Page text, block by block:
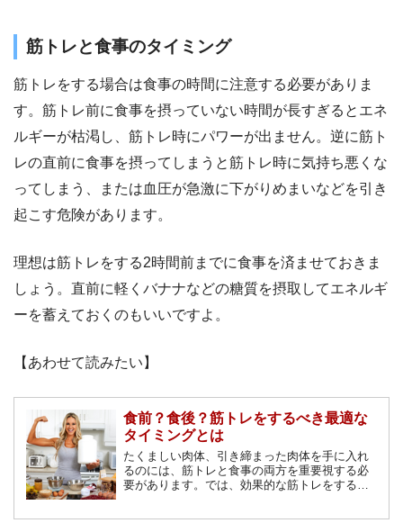
筋トレと食事のタイミング
筋トレをする場合は食事の時間に注意する必要がありま
す。筋トレ前に食事を摂っていない時間が長すぎるとエネ
ルギーが枯渇し、筋トレ時にパワーが出ません。逆に筋ト
レの直前に食事を摂ってしまうと筋トレ時に気持ち悪くな
ってしまう、または血圧が急激に下がりめまいなどを引き
起こす危険があります。
理想は筋トレをする2時間前までに食事を済ませておきま
しょう。直前に軽くバナナなどの糖質を摂取してエネルギ
ーを蓄えておくのもいいですよ。
【あわせて読みたい】
食前？食後？筋トレをするべき最適な
タイミングとは
たくましい肉体、引き締まった肉体を手に入れ
るのには、筋トレと食事の両方を重要視する必
要があります。では、効果的な筋トレをするに